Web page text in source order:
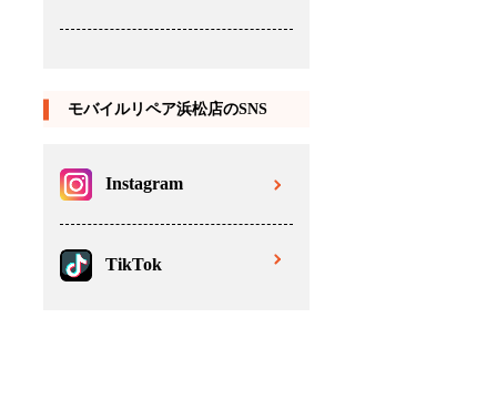
モバイルリペア浜松店のSNS
Instagram
TikTok